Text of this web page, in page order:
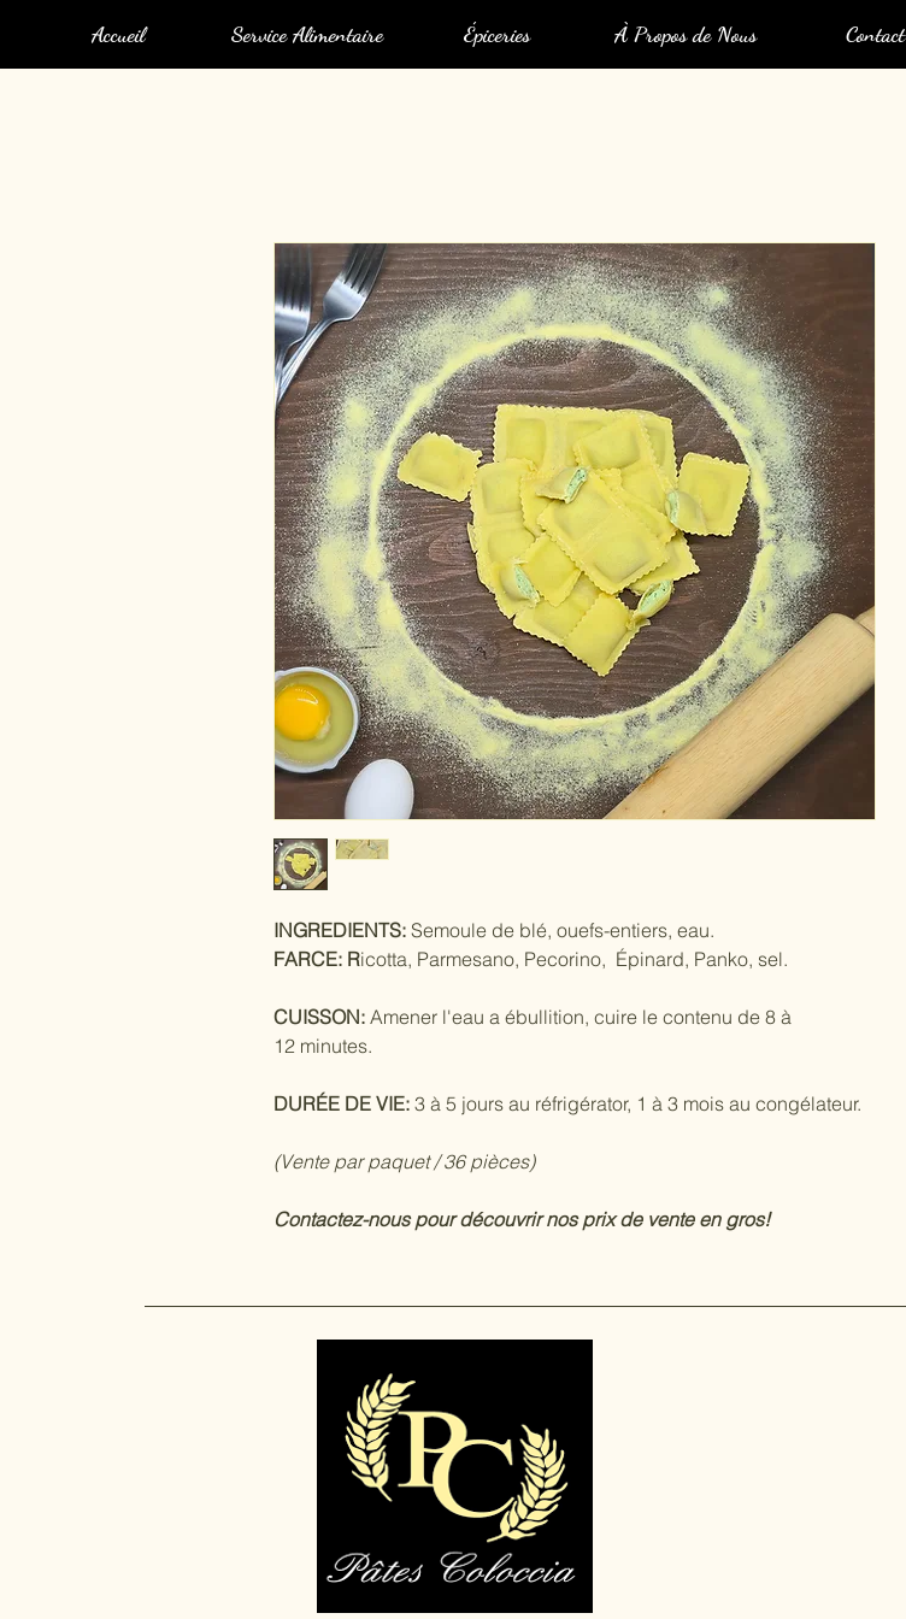
Accueil Service Alimentaire Épiceries À Propos de Nous Contact
INGREDIENTS: Semoule de blé, ouefs-entiers, eau.
FARCE: Ricotta, Parmesano, Pecorino, Épinard, Panko, sel.
CUISSON: Amener l'eau a ébullition, cuire le contenu de 8 à
12 minutes.
DURÉE DE VIE: 3 à 5 jours au réfrigérator, 1 à 3 mois au congélateur.
(Vente par paquet / 36 pièces)
Contactez-nous pour découvrir nos prix de vente en gros!